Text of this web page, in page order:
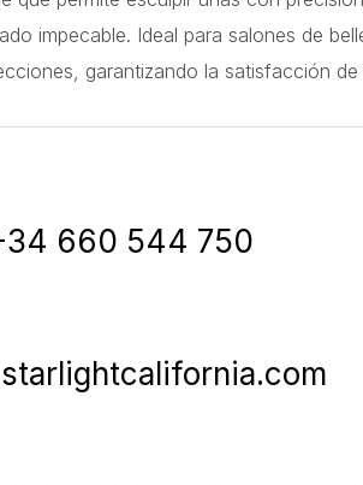
impecable. Ideal para salones de
garantizando la satisfacción
660 544 750